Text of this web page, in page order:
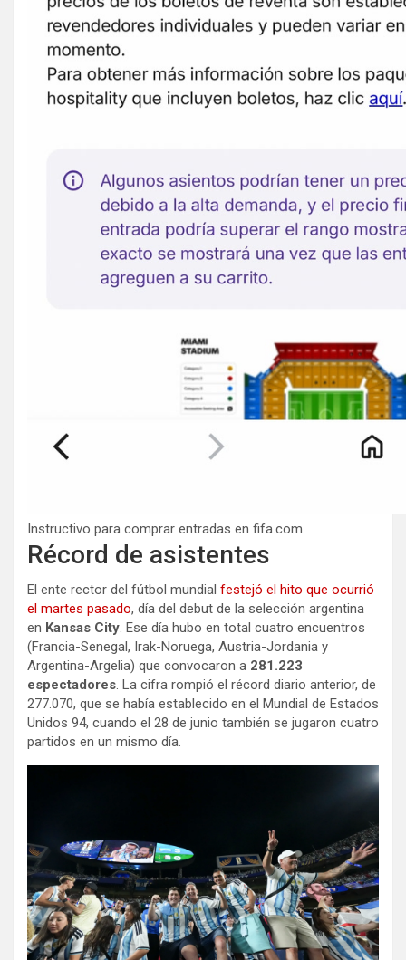
Instructivo para comprar entradas en fifa.com
Récord de asistentes
El ente rector del fútbol mundial festejó el hito que ocurrió
el martes pasado, día del debut de la selección argentina
en Kansas City. Ese día hubo en total cuatro encuentros
(Francia-Senegal, Irak-Noruega, Austria-Jordania y
Argentina-Argelia) que convocaron a 281.223
espectadores. La cifra rompió el récord diario anterior, de
277.070, que se había establecido en el Mundial de Estados
Unidos 94, cuando el 28 de junio también se jugaron cuatro
partidos en un mismo día.